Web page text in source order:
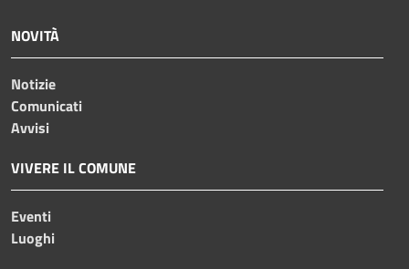
NOVITÀ
Notizie
Comunicati
Avvisi
VIVERE IL COMUNE
Eventi
Luoghi